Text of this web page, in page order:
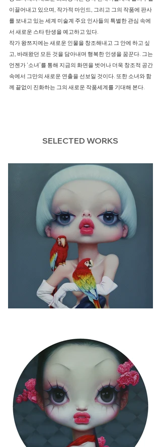
이끌어내고 있으며, 작가적 마인드, 그리고 그의 작품에 판사
를 보내고 있는 세계 미술계 주요 인사들의 특별한 관심 속에
서 새로운 스타 탄생을 예고하고 있다.
작가 왕쯔지에는 새로운 인물을 창조해내고 그 안에 하고 싶
고, 바래왔던 모든 것을 담아내며 행복한 인생을 꿈꾼다. 그는
언젠가 ‘소녀’를 통해 지금의 화면을 벗어나 더욱 창조적 공간
속에서 그만의 새로운 연출을 선보일 것이다. 또한 소녀와 함
께 끝없이 진화하는 그의 새로운 작품세계를 기대해 본다.
SELECTED WORKS